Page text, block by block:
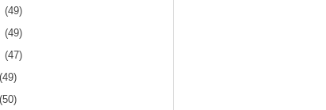
(49)
(49)
(47)
(49)
(50)